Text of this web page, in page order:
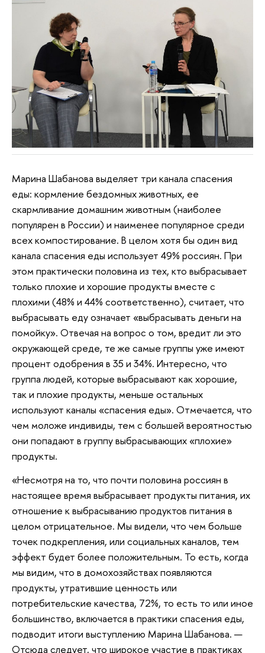
Марина Шабанова выделяет три канала спасения
еды: кормление бездомных животных, ее
скармливание домашним животным (наиболее
популярен в России) и наименее популярное среди
всех компостирование. В целом хотя бы один вид
канала спасения еды использует 49% россиян. При
этом практически половина из тех, кто выбрасывает
только плохие и хорошие продукты вместе с
плохими (48% и 44% соответственно), считает, что
выбрасывать еду означает «выбрасывать деньги на
помойку». Отвечая на вопрос о том, вредит ли это
окружающей среде, те же самые группы уже имеют
процент одобрения в 35 и 34%. Интересно, что
группа людей, которые выбрасывают как хорошие,
так и плохие продукты, меньше остальных
используют каналы «спасения еды». Отмечается, что
чем моложе индивиды, тем с большей вероятностью
они попадают в группу выбрасывающих «плохие»
продукты.
«Несмотря на то, что почти половина россиян в
настоящее время выбрасывает продукты питания, их
отношение к выбрасыванию продуктов питания в
целом отрицательное. Мы видели, что чем больше
точек подкрепления, или социальных каналов, тем
эффект будет более положительным. То есть, когда
мы видим, что в домохозяйствах появляются
продукты, утратившие ценность или
потребительские качества, 72%, то есть то или иное
большинство, включается в практики спасения еды,
подводит итоги выступлению Марина Шабанова. —
Отсюда следует, что широкое участие в практиках